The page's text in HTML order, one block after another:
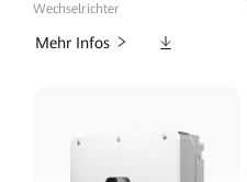
Wechselrichter
Mehr Infos Downloads